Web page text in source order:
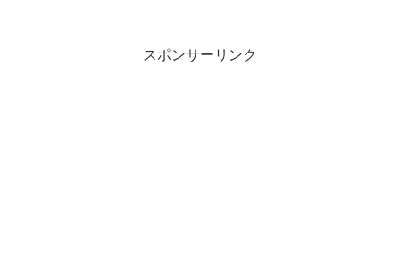
スポンサーリンク